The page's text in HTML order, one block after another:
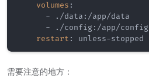
volumes :
- ./data : /app/data
- ./config: /app/config
restart : unless-stopped
需要注意的地方：